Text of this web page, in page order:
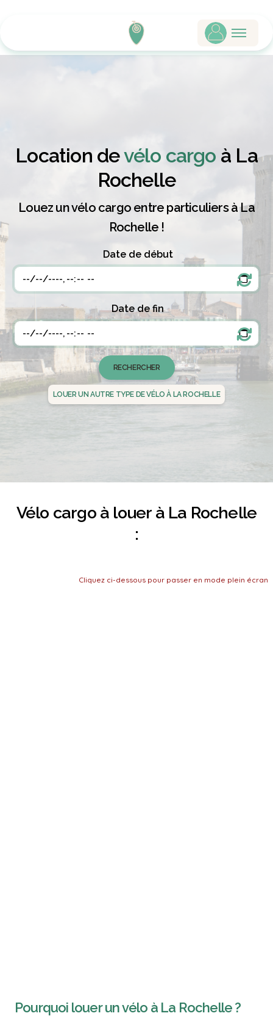
Location devélo cargo à La
Rochelle
Louez un vélo cargo entre particuliers à La
Rochelle !
Date de début
Date de fin
LOUER UN AUTRE TYPE DE VÉLO À LA ROCHELLE
Vélo cargo à louer à La Rochelle
:
Cliquez ci-dessous pour passer en mode plein écran
Pourquoi louer un vélo à La Rochelle ?